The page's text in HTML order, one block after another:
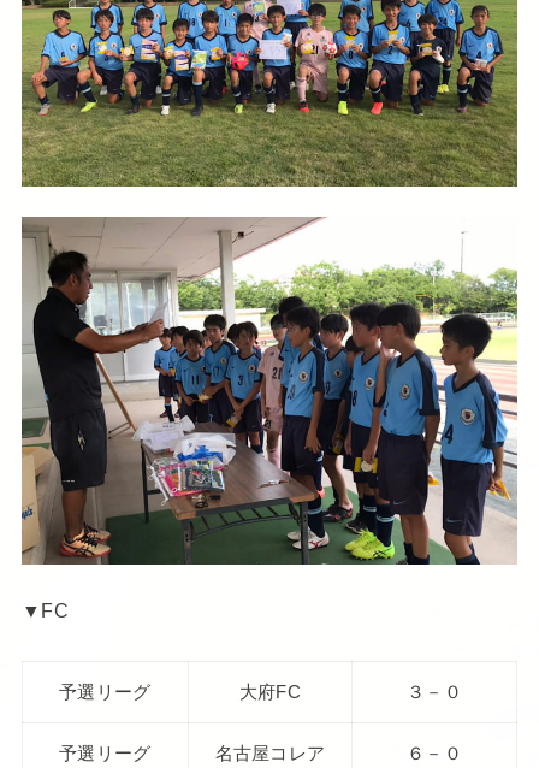
▼FC
予選リーグ 大府FC ３－０
予選リーグ 名古屋コレア ６－０